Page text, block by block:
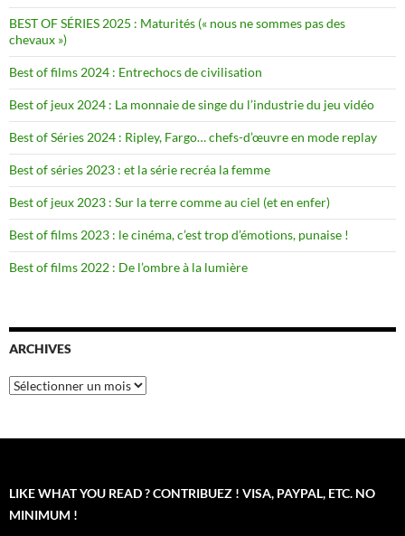
BEST OF SÉRIES 2025 : Maturités (« nous ne sommes pas des
chevaux »)
Best of films 2024 : Entrechocs de civilisation
Best of jeux 2024 : La monnaie de singe du l’industrie du jeu vidéo
Best of Séries 2024 : Ripley, Fargo… chefs-d’œuvre en mode replay
Best of séries 2023 : et la série recréa la femme
Best of jeux 2023 : Sur la terre comme au ciel (et en enfer)
Best of films 2023 : le cinéma, c’est trop d’émotions, punaise !
Best of films 2022 : De l’ombre à la lumière
ARCHIVES
Archives
LIKE WHAT YOU READ ? CONTRIBUEZ ! VISA, PAYPAL, ETC. NO
MINIMUM !